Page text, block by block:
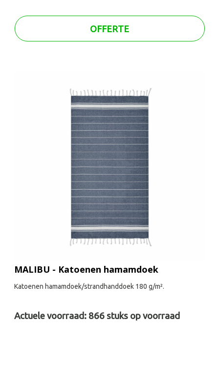
OFFERTE
MALIBU - Katoenen hamamdoek
Katoenen hamamdoek/strandhanddoek 180 g/m².
Actuele voorraad: 866 stuks op voorraad